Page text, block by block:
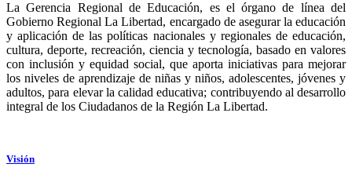
La Gerencia Regional de Educación, es el órgano de línea del
Gobierno Regional La Libertad, encargado de asegurar la educación
y aplicación de las políticas nacionales y regionales de educación,
cultura, deporte, recreación, ciencia y tecnología, basado en valores
con inclusión y equidad social, que aporta iniciativas para mejorar
los niveles de aprendizaje de niñas y niños, adolescentes, jóvenes y
adultos, para elevar la calidad educativa; contribuyendo al desarrollo
integral de los Ciudadanos de la Región La Libertad.
Visión